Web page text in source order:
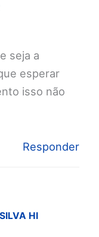
seja a
esperar
isso não
Responder
HI